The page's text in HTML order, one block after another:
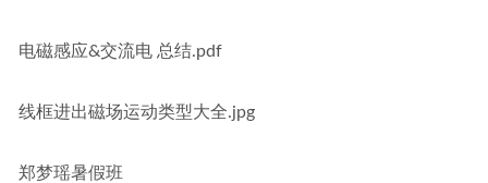
电磁感应&交流电 总结.pdf
线框进出磁场运动类型大全.jpg
郑梦瑶暑假班